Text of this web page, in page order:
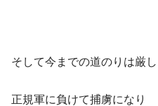
そして今までの道のりは厳
正規軍に負けて捕虜になり